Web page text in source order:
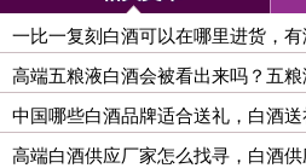
一比一复刻白酒可以在哪里进货，
高端五粮液白酒会被看出来吗？五
中国哪些白酒品牌适合送礼，白酒送
高端白酒供应厂家怎么找寻，白酒